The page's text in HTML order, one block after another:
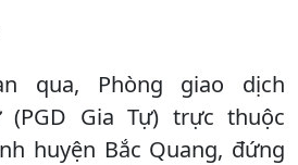
qua, Phòng giao dịch
(PGD Gia Tự) trực thuộc
huyện Bắc Quang, đứng